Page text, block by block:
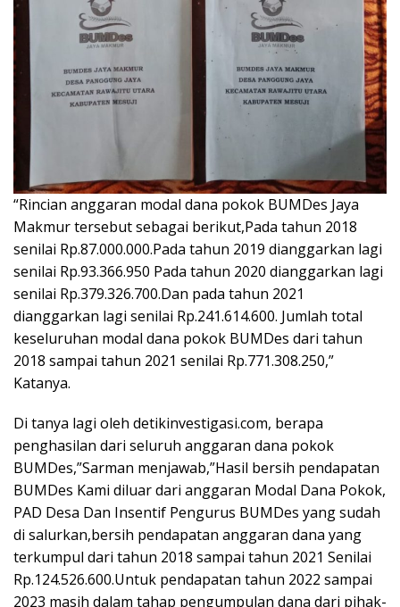
“Rincian anggaran modal dana pokok BUMDes Jaya
Makmur tersebut sebagai berikut,Pada tahun 2018
senilai Rp.87.000.000.Pada tahun 2019 dianggarkan lagi
senilai Rp.93.366.950 Pada tahun 2020 dianggarkan lagi
senilai Rp.379.326.700.Dan pada tahun 2021
dianggarkan lagi senilai Rp.241.614.600. Jumlah total
keseluruhan modal dana pokok BUMDes dari tahun
2018 sampai tahun 2021 senilai Rp.771.308.250,”
Katanya.
Di tanya lagi oleh detikinvestigasi.com, berapa
penghasilan dari seluruh anggaran dana pokok
BUMDes,”Sarman menjawab,”Hasil bersih pendapatan
BUMDes Kami diluar dari anggaran Modal Dana Pokok,
PAD Desa Dan Insentif Pengurus BUMDes yang sudah
di salurkan,bersih pendapatan anggaran dana yang
terkumpul dari tahun 2018 sampai tahun 2021 Senilai
Rp.124.526.600.Untuk pendapatan tahun 2022 sampai
2023 masih dalam tahap pengumpulan dana dari pihak-